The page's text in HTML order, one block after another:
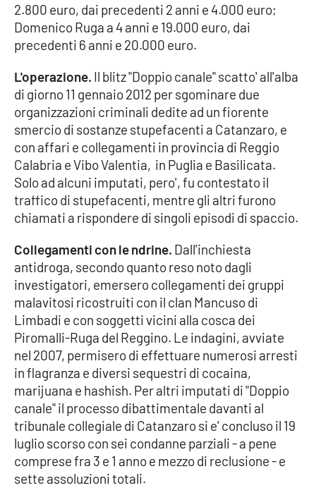
Sport
RUBRICHE
Good Morning Vietnam
Parchi Marini Calabria
Leggendo Alvaro insieme
Imprese Di Calabria
Le perfidie di Antonella Grippo
Venti di comunicazione
STREAMING
LaC TV
LaC Network
LaC OnAir
2.800 euro, dai precedenti 2 anni e 4.000 euro;
Domenico Ruga a 4 anni e 19.000 euro, dai
precedenti 6 anni e 20.000 euro.
L'operazione. Il blitz "Doppio canale" scatto' all'alba
di giorno 11 gennaio 2012 per sgominare due
organizzazioni criminali dedite ad un fiorente
smercio di sostanze stupefacenti a Catanzaro, e
con affari e collegamenti in provincia di Reggio
Calabria e Vibo Valentia, in Puglia e Basilicata.
Solo ad alcuni imputati, pero', fu contestato il
traffico di stupefacenti, mentre gli altri furono
chiamati a rispondere di singoli episodi di spaccio.
Collegamenti con le ndrine. Dall'inchiesta
antidroga, secondo quanto reso noto dagli
investigatori, emersero collegamenti dei gruppi
malavitosi ricostruiti con il clan Mancuso di
Limbadi e con soggetti vicini alla cosca dei
Piromalli-Ruga del Reggino. Le indagini, avviate
nel 2007, permisero di effettuare numerosi arresti
in flagranza e diversi sequestri di cocaina,
marijuana e hashish. Per altri imputati di "Doppio
canale" il processo dibattimentale davanti al
tribunale collegiale di Catanzaro si e' concluso il 19
luglio scorso con sei condanne parziali - a pene
comprese fra 3 e 1 anno e mezzo di reclusione - e
sette assoluzioni totali.